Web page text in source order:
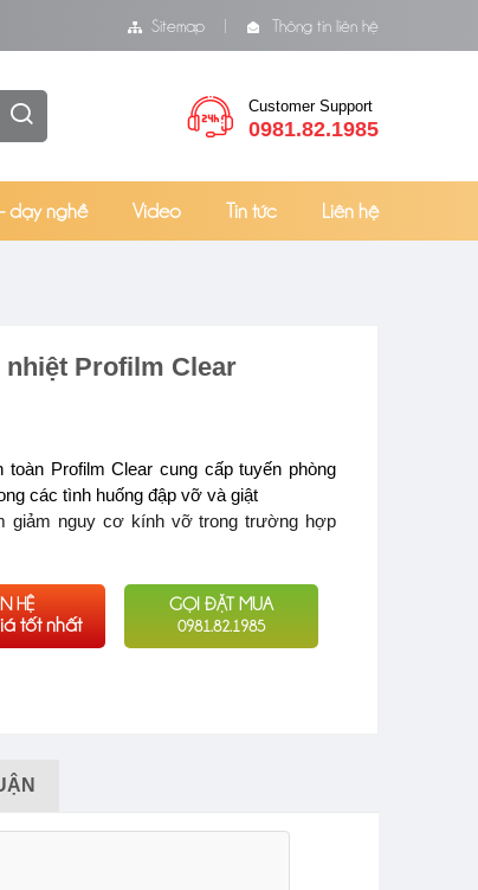
Sitemap Thông tin liên hệ
Customer Support
0981.82.1985
dạy nghề Video Tin tức Liên hệ
nhiệt Profilm Clear
toàn Profilm Clear cung cấp tuyến phòng
các tình huống đập vỡ và giật
giảm nguy cơ kính vỡ trong trường hợp
HỆ
tốt nhất
GỌI ĐẶT MUA
0981.82.1985